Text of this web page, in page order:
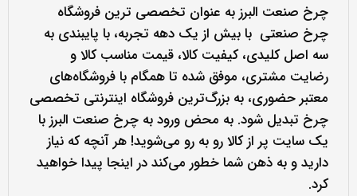
چرخ صنعت البرز به عنوان تخصصی ترین فروشگاه
چرخ صنعتی با بیش از یک دهه تجربه، با پایبندی به
سه اصل کلیدی، کیفیت کالا، قیمت مناسب کالا و
رضایت مشتری، موفق شده تا همگام با فروشگاه‌های
معتبر حضوری، به بزرگ‌ترین فروشگاه اینترنتی تخصصی
چرخ تبدیل شود. به محض ورود به چرخ صنعت البرز با
یک سایت پر از کالا رو به رو می‌شوید! هر آنچه که نیاز
دارید و به ذهن شما خطور می‌کند در اینجا پیدا خواهید
کرد.